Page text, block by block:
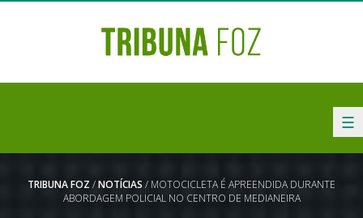
☰
TRIBUNA FOZ /NOTÍCIAS/ MOTOCICLETA É APREENDIDA DURANTE
ABORDAGEM POLICIAL NO CENTRO DE MEDIANEIRA